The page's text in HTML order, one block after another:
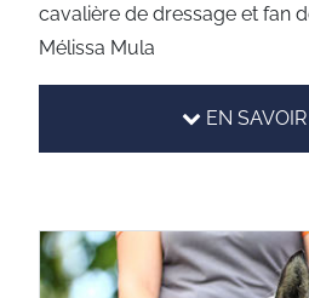
cavalière de dressage et fan
Mélissa Mula
EN